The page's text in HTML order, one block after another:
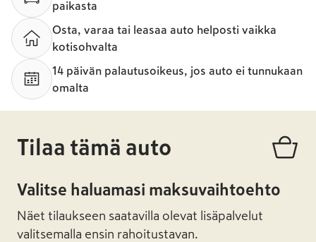
paikasta
Osta, varaa tai leasaa auto helposti vaikka
kotisohvalta
14 päivän palautusoikeus, jos auto ei tunnukaan
omalta
Tilaa tämä auto
Valitse haluamasi maksuvaihtoehto
Näet tilaukseen saatavilla olevat lisäpalvelut
valitsemalla ensin rahoitustavan.